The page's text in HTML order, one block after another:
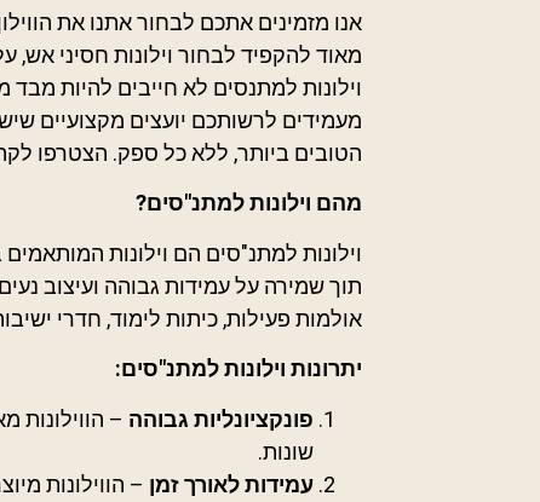
אנו מזמינים אתכם לבחור אתנו את
מאוד להקפיד לבחור וילונות חסיני אש,
וילונות למתנסים לא חייבים להיות מבד
מעמידים לרשותכם יועצים מקצועיים
הטובים ביותר, ללא כל ספק. הצטרפו
מהם וילונות למתנ"סים?
וילונות למתנ"סים הם וילונות
תוך שמירה על עמידות גבוהה ועיצוב
אולמות פעילות, כיתות לימוד, חדרי
יתרונות וילונות למתנ"סים:
פונקציונליות גבוהה –
שונות.
עמידות לאורך זמן – הווילונות